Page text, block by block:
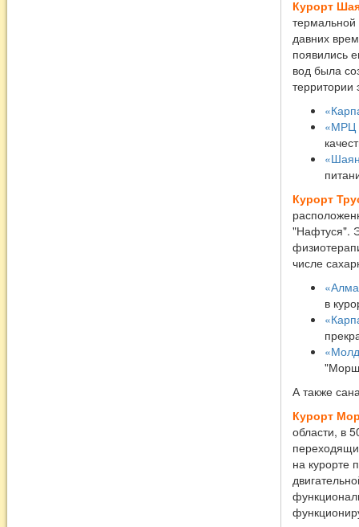
Курорт
давних
появились
вод была
территории
«МРЦ
Курорт
"Нафтуся".
числе
в
А также
Курорт
области, в
на курорте